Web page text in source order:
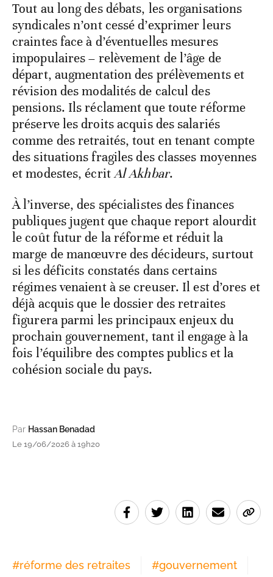
Tout au long des débats, les organisations
syndicales n’ont cessé d’exprimer leurs
craintes face à d’éventuelles mesures
impopulaires – relèvement de l’âge de
départ, augmentation des prélèvements et
révision des modalités de calcul des
pensions. Ils réclament que toute réforme
préserve les droits acquis des salariés
comme des retraités, tout en tenant compte
des situations fragiles des classes moyennes
et modestes, écritAl Akhbar.
À l’inverse, des spécialistes des finances
publiques jugent que chaque report alourdit
le coût futur de la réforme et réduit la
marge de manœuvre des décideurs, surtout
si les déficits constatés dans certains
régimes venaient à se creuser. Il est d’ores et
déjà acquis que le dossier des retraites
figurera parmi les principaux enjeux du
prochain gouvernement, tant il engage à la
fois l’équilibre des comptes publics et la
cohésion sociale du pays.
Par Hassan Benadad
Le 19/06/2026 à 19h20
#réforme des retraites #gouvernement